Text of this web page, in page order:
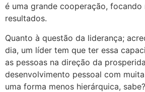
é uma grande cooperação, focando
resultados.
Quanto à questão da liderança;
dia, um líder tem que ter essa
as pessoas na direção da
desenvolvimento pessoal com
uma forma menos hierárquica, sabe?